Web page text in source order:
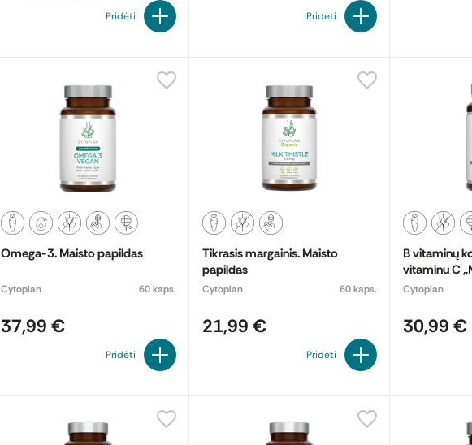
Pridėti Pridėti
Omega-3. Maisto papildas
Cytoplan 60 kaps.
37,99 €
Pridėti
Tikrasis margainis. Maisto
papildas
Cytoplan 60 kaps.
21,99 €
Pridėti
B vitaminų
vitaminu C
Maisto
Cytoplan
30,99 €